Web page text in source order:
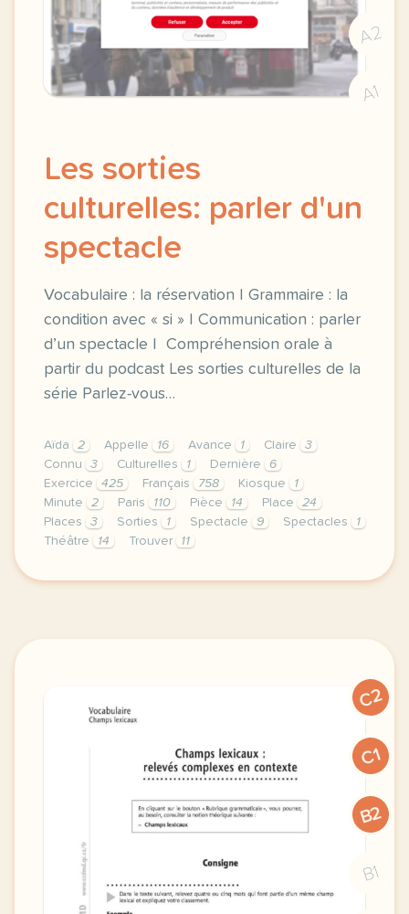
A2
A1
Les sorties
culturelles: parler d'un
spectacle
Vocabulaire : la réservation | Grammaire : la
condition avec « si » | Communication : parler
d’un spectacle | Compréhension orale à
partir du podcast Les sorties culturelles de la
série Parlez-vous…
Aïda 2 Appelle 16 Avance 1 Claire
3
Connu
3 Culturelles 1 Dernière
6
Exercice
425 Français 758 Kiosque
1
Minute
2 Paris 110 Pièce 14 Place
24
Places
3 Sorties 1 Spectacle 9 Spectacles
1
Théâtre
14 Trouver 11
exercice b1 les sorties culturelles parler d un
C2
C1
B2
B1